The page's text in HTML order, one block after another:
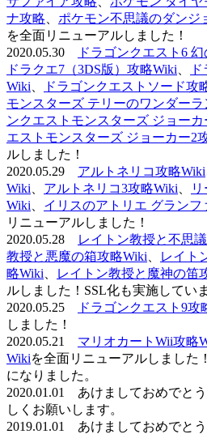
ナ攻略
ポケモン不思議のダンジ
を全面リニューアルしました！
2020.05.30
ドラゴンクエスト6
ドラクエ7（3DS版）攻略Wiki
Wiki
ドラゴンクエストソード攻
モンスターズ テリーのワンダー
ンクエストモンスターズ ジョー
エストモンスターズ ジョーカー2
ルしました！
2020.05.29 アルトネリコ攻略Wiki
Wiki
アルトネリコ3攻略Wiki
Wiki
イリスのアトリエ グランフ
リニューアルしました！
2020.05.28
レイトン教授と不思
教授と悪魔の箱攻略Wiki
レイト
略Wiki
レイトン教授と魔神の笛
ルしました！SSL化も実施してい
2020.05.25
ドラゴンクエスト9攻
しました！
2020.05.21 マリオカートWii攻略
Wikiを全面リニューアルしました
になりました。
2020.01.01 あけましておめでと
しくお願いします。
2019.01.01 あけましておめでと